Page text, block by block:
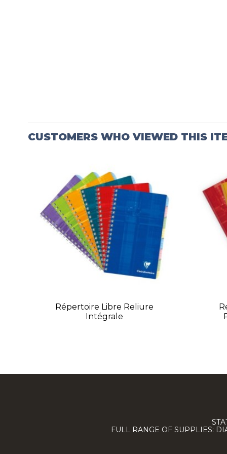
CUSTOMERS WHO VIEWED THIS
Répertoire Libre Reliure
Intégrale
FULL RANGE OF SUPPLIES: